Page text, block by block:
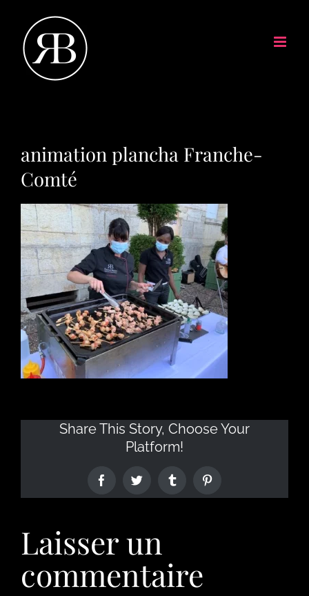
animation plancha Franche-
Comté
Share This Story, Choose Your
Platform!
Laisser un
commentaire